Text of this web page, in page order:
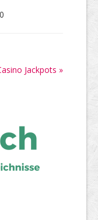
Jackpots »